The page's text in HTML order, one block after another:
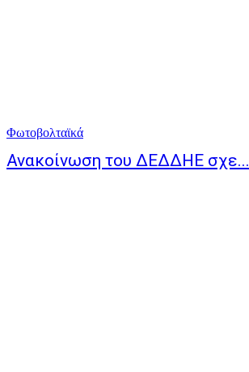
Φωτοβολταϊκά
Ανακοίνωση του ΔΕΔΔΗΕ σχε...